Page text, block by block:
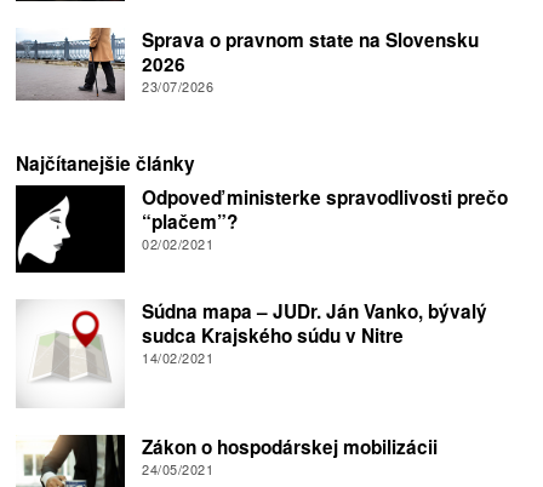
Sprava o pravnom state na Slovensku
2026
23/07/2026
Najčítanejšie články
Odpoveď ministerke spravodlivosti prečo
“plačem”?
02/02/2021
Súdna mapa – JUDr. Ján Vanko, bývalý
sudca Krajského súdu v Nitre
14/02/2021
Zákon o hospodárskej mobilizácii
24/05/2021